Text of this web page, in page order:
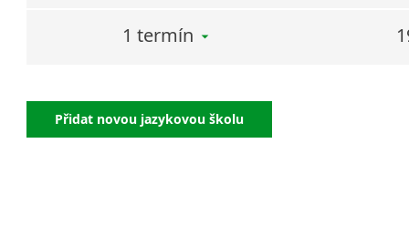
1 termín
Přidat novou jazykovou školu